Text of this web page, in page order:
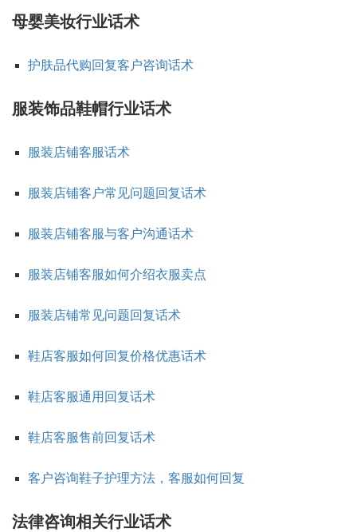
母婴美妆行业话术
护肤品代购回复客户咨询话术
服装饰品鞋帽行业话术
服装店铺客服话术
服装店铺客户常见问题回复话术
服装店铺客服与客户沟通话术
服装店铺客服如何介绍衣服卖点
服装店铺常见问题回复话术
鞋店客服如何回复价格优惠话术
鞋店客服通用回复话术
鞋店客服售前回复话术
客户咨询鞋子护理方法，客服如何回复
法律咨询相关行业话术